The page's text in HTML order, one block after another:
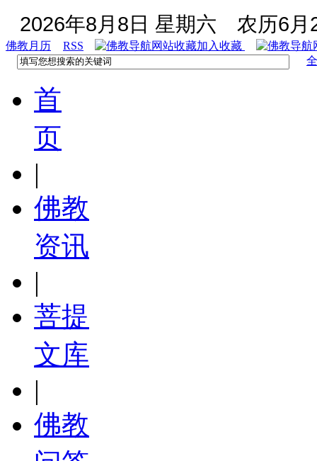
2026年8月8日 星期六 农历6月
佛教月历 RSS
加入收藏
首
页
|
佛教
资讯
|
菩提
文库
|
佛教